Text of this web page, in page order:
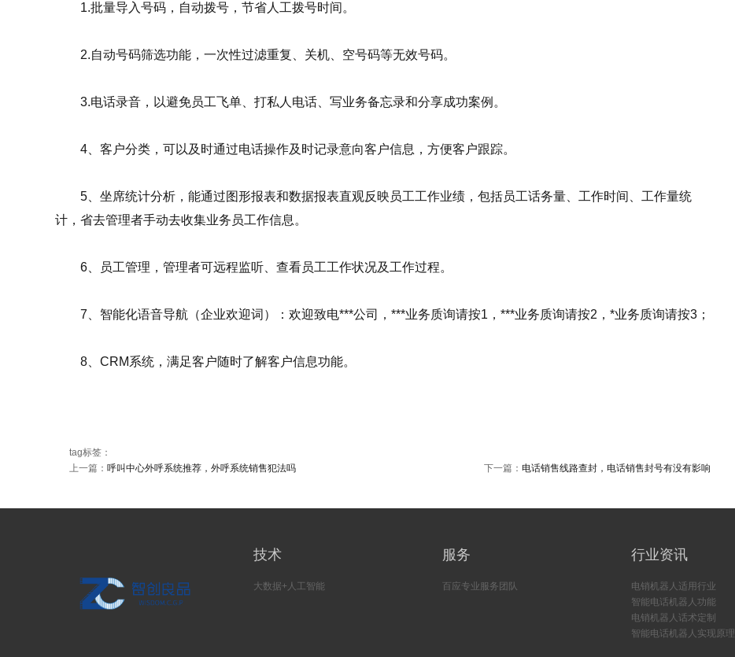
1.批量导入号码，自动拨号，节省人工拨号时间。
2.自动号码筛选功能，一次性过滤重复、关机、空号码等无效号码。
3.电话录音，以避免员工飞单、打私人电话、写业务备忘录和分享成功案例。
4、客户分类，可以及时通过电话操作及时记录意向客户信息，方便客户跟踪。
5、坐席统计分析，能通过图形报表和数据报表直观反映员工工作业绩，包括员工话务量、工作时间、工作量统
计，省去管理者手动去收集业务员工作信息。
6、员工管理，管理者可远程监听、查看员工工作状况及工作过程。
7、智能化语音导航（企业欢迎词）：欢迎致电***公司，***业务质询请按1，***业务质询请按2，*业务质询请按3；
8、CRM系统，满足客户随时了解客户信息功能。
tag标签：
上一篇： 呼叫中心外呼系统推荐，外呼系统销售犯法吗 下一篇：电话销售线路查封，电话销售封号有没有影响
技术
大数据+人工智能
服务
百应专业服务团队
行业资讯
电销机器人适用行业
智能电话机器人功能
电销机器人话术定制
智能电话机器人实现原理